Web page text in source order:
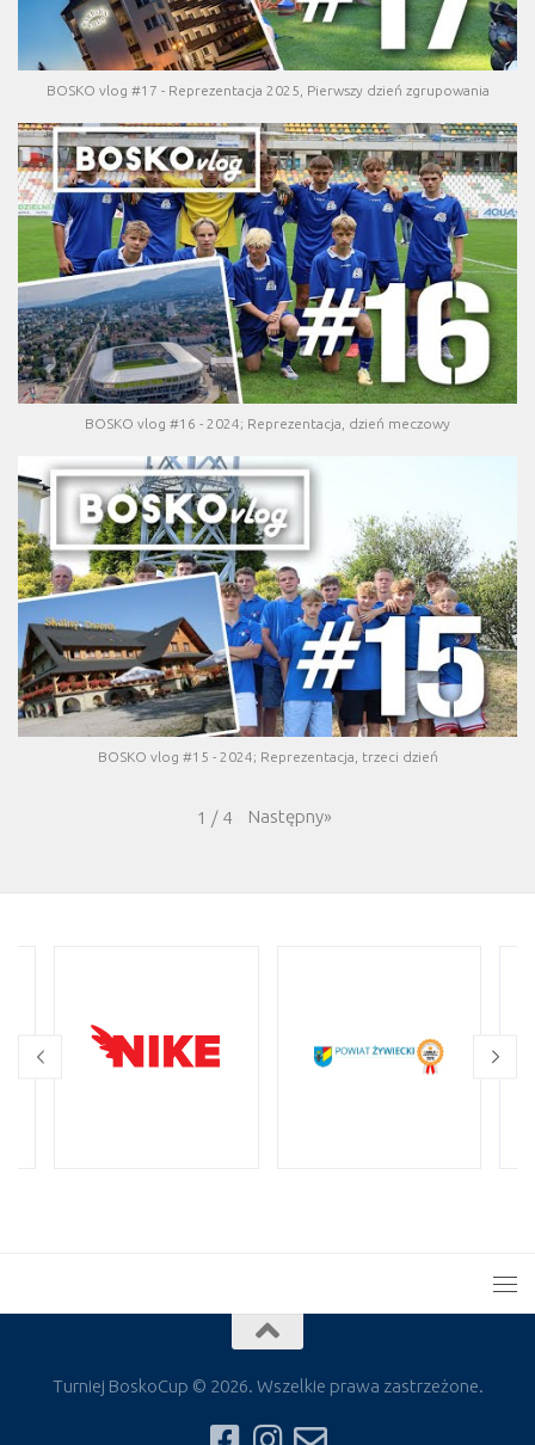
BOSKO vlog #17 - Reprezentacja 2025, Pierwszy dzień zgrupowania
BOSKO vlog #16 - 2024; Reprezentacja, dzień meczowy
BOSKO vlog #15 - 2024; Reprezentacja, trzeci dzień
1 / 4 Następny»
Turniej BoskoCup © 2026. Wszelkie prawa zastrzeżone.